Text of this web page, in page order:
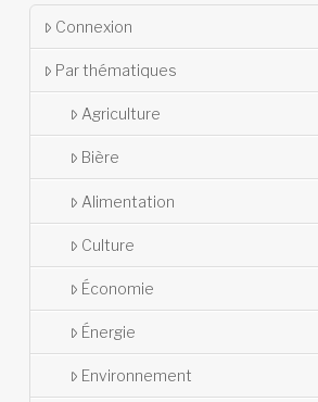
Connexion
Par thématiques
Agriculture
Bière
Alimentation
Culture
Économie
Énergie
Environnement